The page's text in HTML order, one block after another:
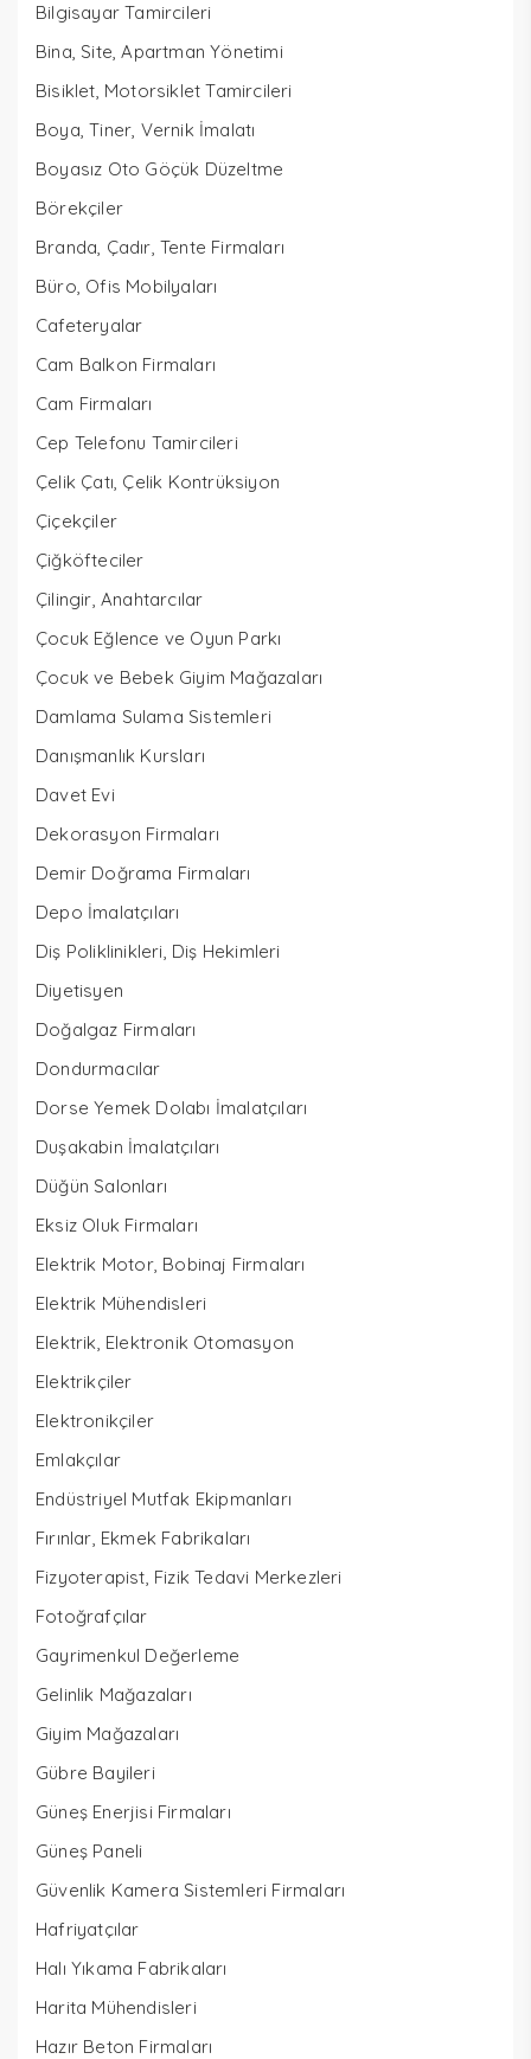
Bilgisayar Tamircileri
Bina, Site, Apartman Yönetimi
Bisiklet, Motorsiklet Tamircileri
Boya, Tiner, Vernik İmalatı
Boyasız Oto Göçük Düzeltme
Börekçiler
Branda, Çadır, Tente Firmaları
Büro, Ofis Mobilyaları
Cafeteryalar
Cam Balkon Firmaları
Cam Firmaları
Cep Telefonu Tamircileri
Çelik Çatı, Çelik Kontrüksiyon
Çiçekçiler
Çiğköfteciler
Çilingir, Anahtarcılar
Çocuk Eğlence ve Oyun Parkı
Çocuk ve Bebek Giyim Mağazaları
Damlama Sulama Sistemleri
Danışmanlık Kursları
Davet Evi
Dekorasyon Firmaları
Demir Doğrama Firmaları
Depo İmalatçıları
Diş Poliklinikleri, Diş Hekimleri
Diyetisyen
Doğalgaz Firmaları
Dondurmacılar
Dorse Yemek Dolabı İmalatçıları
Duşakabin İmalatçıları
Düğün Salonları
Eksiz Oluk Firmaları
Elektrik Motor, Bobinaj Firmaları
Elektrik Mühendisleri
Elektrik, Elektronik Otomasyon
Elektrikçiler
Elektronikçiler
Emlakçılar
Endüstriyel Mutfak Ekipmanları
Fırınlar, Ekmek Fabrikaları
Fizyoterapist, Fizik Tedavi Merkezleri
Fotoğrafçılar
Gayrimenkul Değerleme
Gelinlik Mağazaları
Giyim Mağazaları
Gübre Bayileri
Güneş Enerjisi Firmaları
Güneş Paneli
Güvenlik Kamera Sistemleri Firmaları
Hafriyatçılar
Halı Yıkama Fabrikaları
Harita Mühendisleri
Hazır Beton Firmaları